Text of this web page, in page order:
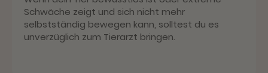
Schwäche zeigt und sich nicht mehr
selbstständig bewegen kann, solltest du es
unverzüglich zum Tierarzt bringen.